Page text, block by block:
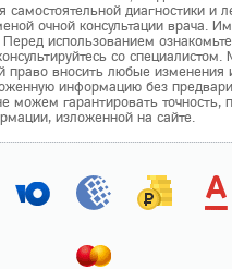
самостоятельной диагностики и
очной консультации врача.
использованием
со специалистом.
право вносить любые изменения
информацию без
можем гарантировать точность,
изложенной на сайте.